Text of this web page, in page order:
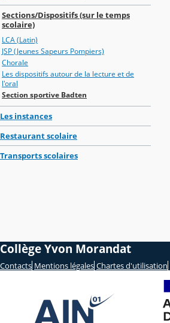
Sections/Dispositifs (sur le temps
scolaire)
LCA (Latin)
JSP (Jeunes Sapeurs Pompiers)
Chorale
Les dispositifs autour de la lecture et de
l'oral
Section sportive Badten
Les instances
Restaurant scolaire
Transports scolaires
Collège Yvon Morandat
Contacts Mentions légales Chartes d'utilisation